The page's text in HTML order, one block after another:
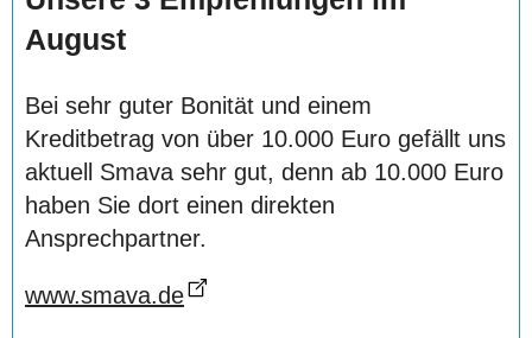
August
Bei sehr guter Bonität und einem
Kreditbetrag von über 10.000 Euro gefällt uns
aktuell Smava sehr gut, denn ab 10.000 Euro
haben Sie dort einen direkten
Ansprechpartner.
www.smava.de